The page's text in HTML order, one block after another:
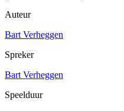
Auteur
Bart Verheggen
Spreker
Bart Verheggen
Speelduur